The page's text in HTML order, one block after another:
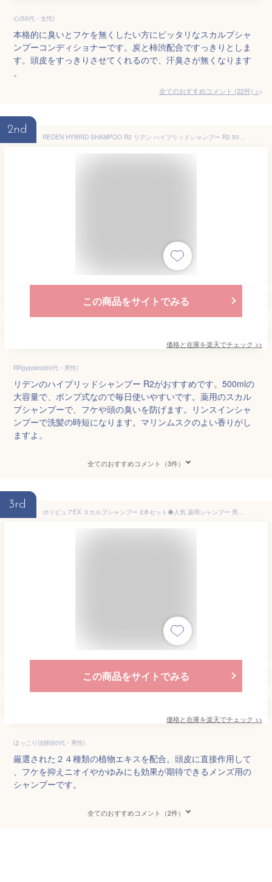
心(50代・女性)
本格的に臭いとフケを無くしたい方にピッタリなスカルプシャ
ンプーコンディショナーです。炭と柿渋配合ですっきりとしま
す。頭皮をすっきりさせてくれるので、汗臭さが無くなります
。
全てのおすすめコメント (22件) >
2nd
REDEN HYBRID SHAMPOO R2 リデン ハイブリッドシャンプー R2 500ml メンズ 男性 男性用 シャンプー スカルプ 薬用 フケ 薄毛 頭皮ケア 抜け毛 臭い オイリー メンズシャンプー 加齢 乾燥肌 リンスインシャンプー マリンムスク いい香り コスパ
この商品をサイトでみる
価格と在庫を楽天でチェック >>
RRgypsies(60代・男性)
リデンのハイブリッドシャンプー R2がおすすめです。500mlの
大容量で、ポンプ式なので毎日使いやすいです。薬用のスカル
プシャンプーで、フケや頭の臭いを防げます。リンスインシャ
ンプーで洗髪の時短になります。マリンムスクのよい香りがし
ますよ。
全てのおすすめコメント（3件）
3rd
ポリピュアEX スカルプシャンプー 2本セット◆人気 薬用シャンプー 男性用シャンプー 頭皮ケア メンズ スカルプケア オイリー ヘアケア 医薬部外品 ノンシリコン かゆみ ふけ メンズシャンプー
この商品をサイトでみる
価格と在庫を楽天でチェック >>
ほっこり法師(60代・男性)
厳選された２４種類の植物エキスを配合。頭皮に直接作用して
、フケを抑えニオイやかゆみにも効果が期待できるメンズ用の
シャンプーです。
全てのおすすめコメント（2件）